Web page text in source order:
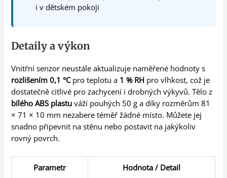
i v dětském pokoji
Detaily a výkon
Vnitřní senzor neustále aktualizuje naměřené hodnoty s
rozlišením 0,1 °Cpro teplotu a 1 % RH pro vlhkost, což je
dostatečně citlivé pro zachycení i drobných výkyvů. Tělo z
bílého ABS plastu váží pouhých 50 g a díky rozměrům 81
× 71 × 10 mm nezabere téměř žádné místo. Můžete jej
snadno připevnit na stěnu nebo postavit na jakýkoliv
rovný povrch.
Parametr Hodnota / Detail